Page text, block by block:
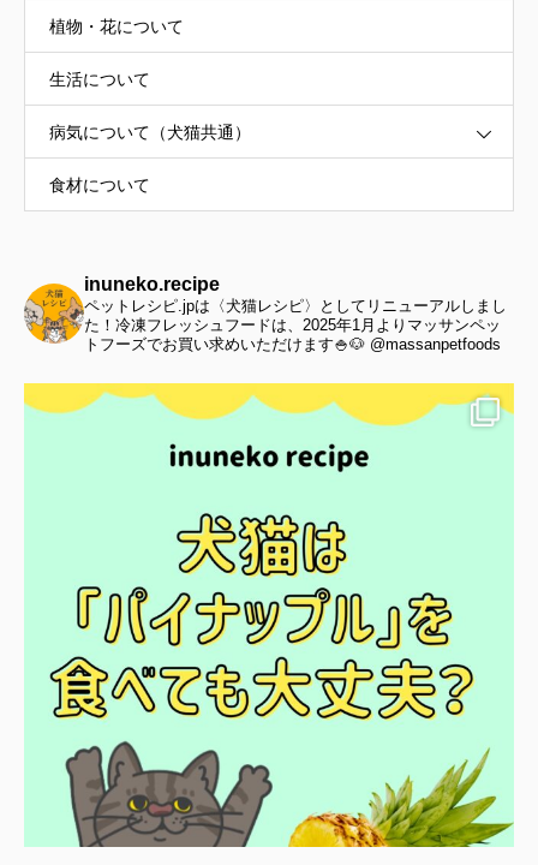
植物・花について
生活について
病気について（犬猫共通）
食材について
inuneko.recipe
ペットレシピ.jpは〈犬猫レシピ〉としてリニューアルしまし
た！冷凍フレッシュフードは、2025年1月よりマッサンペッ
トフーズでお買い求めいただけます🍚🐶 @massanpetfoods